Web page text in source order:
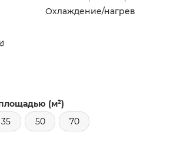
Охлаждение/нагрев
(м²)
35 50 70